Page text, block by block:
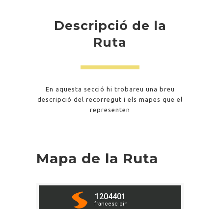
Descripció de la
Ruta
En aquesta secció hi trobareu una breu
descripció del recorregut i els mapes que el
representen
Mapa de la Ruta